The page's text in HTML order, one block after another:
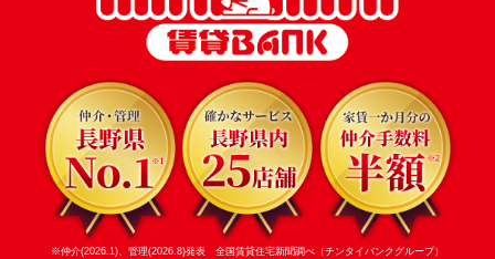
※仲介(2026.1)、管理(2026.8)発表 全国賃貸住宅新聞調べ（チンタイバンクグループ）